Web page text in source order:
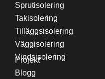
Sprutisolering
Takisolering
Tilläggsisolering
Väggisolering
Vindsisolering
Projekt
Blogg